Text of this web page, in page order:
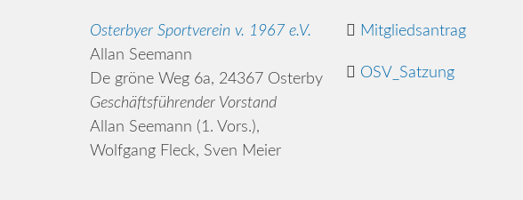
Osterbyer Sportverein v. 1967 e.V.
Allan Seemann
De gröne Weg 6a, 24367 Osterby
Geschäftsführender Vorstand
Allan Seemann (1. Vors.),
Wolfgang Fleck, Sven Meier
Mitgliedsantrag
OSV_Satzung